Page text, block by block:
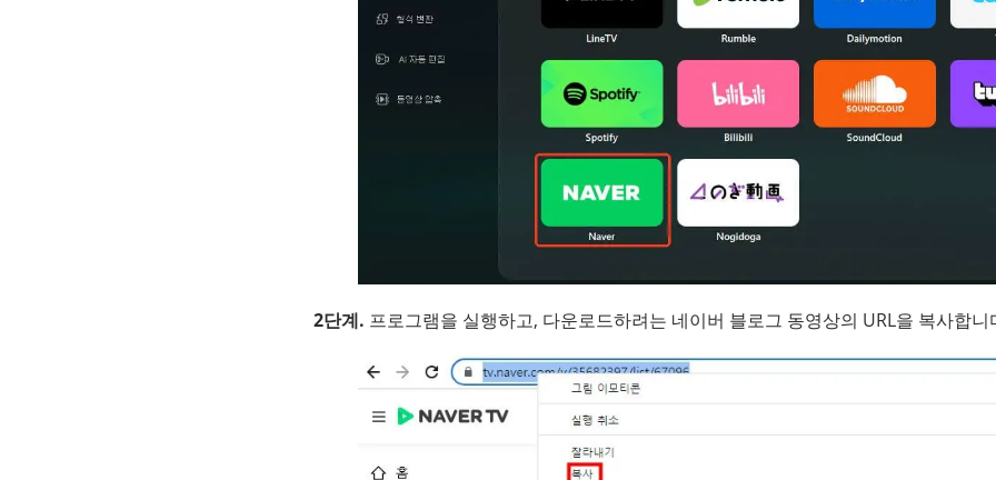
2단계. 프로그램을 실행하고, 다운로드하려는 네이버 블로그 동영상의 URL을 복사합니